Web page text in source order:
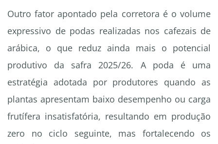
Outro fator apontado pela corretora é o volume
expressivo de podas realizadas nos cafezais de
arábica, o que reduz ainda mais o potencial
produtivo da safra 2025/26. A poda é uma
estratégia adotada por produtores quando as
plantas apresentam baixo desempenho ou carga
frutífera insatisfatória, resultando em produção
zero no ciclo seguinte, mas fortalecendo os